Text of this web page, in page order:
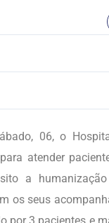
06, o
atender
a
os seus